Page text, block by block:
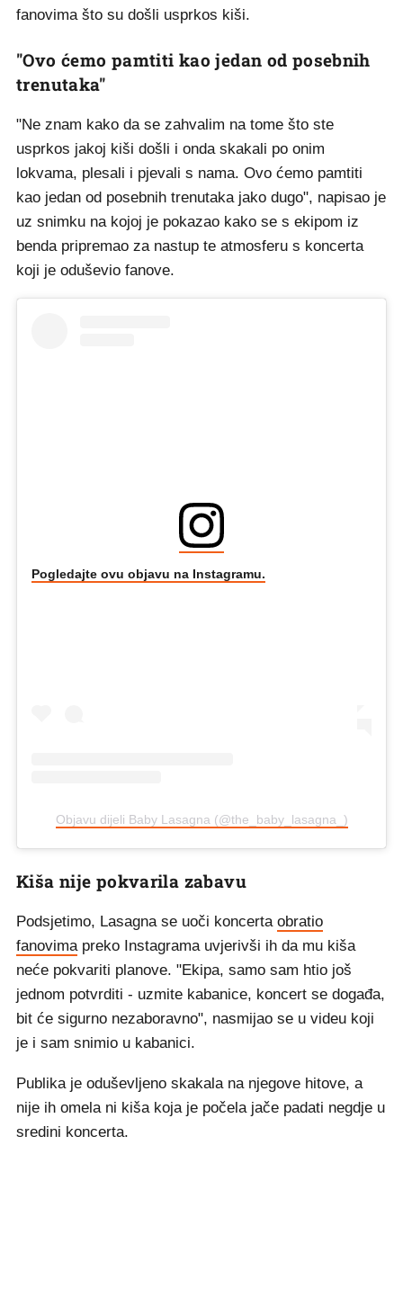
fanovima što su došli usprkos kiši.
"Ovo ćemo pamtiti kao jedan od posebnih
trenutaka"
"Ne znam kako da se zahvalim na tome što ste
usprkos jakoj kiši došli i onda skakali po onim
lokvama, plesali i pjevali s nama. Ovo ćemo pamtiti
kao jedan od posebnih trenutaka jako dugo", napisao je
uz snimku na kojoj je pokazao kako se s ekipom iz
benda pripremao za nastup te atmosferu s koncerta
koji je oduševio fanove.
Pogledajte ovu objavu na Instagramu.
Objavu dijeli Baby Lasagna (@the_baby_lasagna_)
Kiša nije pokvarila zabavu
Podsjetimo, Lasagna se uoči koncerta obratio
fanovimapreko Instagrama uvjerivši ih da mu kiša
neće pokvariti planove. "Ekipa, samo sam htio još
jednom potvrditi - uzmite kabanice, koncert se događa,
bit će sigurno nezaboravno", nasmijao se u videu koji
je i sam snimio u kabanici.
Publika je oduševljeno skakala na njegove hitove, a
nije ih omela ni kiša koja je počela jače padati negdje u
sredini koncerta.